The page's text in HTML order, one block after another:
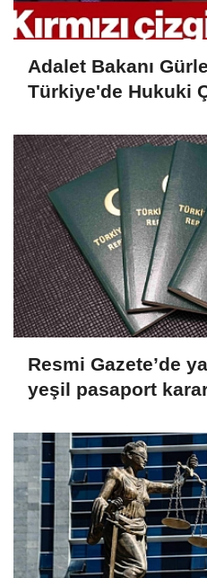
Adalet Bakanı
Türkiye'de Hukuki
Resmi Gazete’de
yeşil pasaport